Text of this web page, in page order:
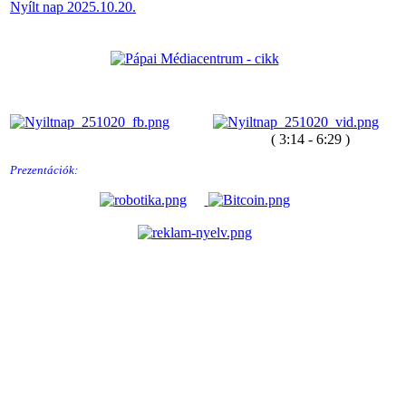
Nyílt nap 2025.10.20.
								( 3:14 - 6:29 )
Prezentációk: